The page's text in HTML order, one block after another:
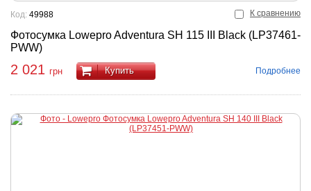
К сравнению
Фотосумка Lowepro Adventura SH 115 III Black (LP37461-
PWW)
Код: 49988
2 021 грн Купить Подробнее